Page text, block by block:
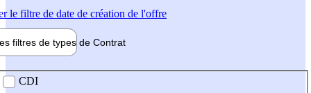
le filtre de date de création de l'offre
filtres de types de Contrat
contrat
CDI